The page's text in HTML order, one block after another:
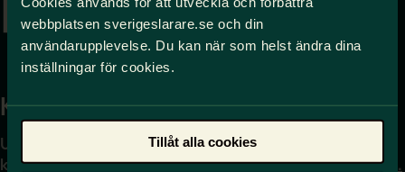
webbplatsen sverigeslarare.se och din
användarupplevelse. Du kan när som helst ändra dina
inställningar för cookies.
Tillåt alla cookies
Kontakta
Uppgifter om hur du
kontaktar oss finns här.
Press
Journalist – du når oss
på press@sverigeslarare.